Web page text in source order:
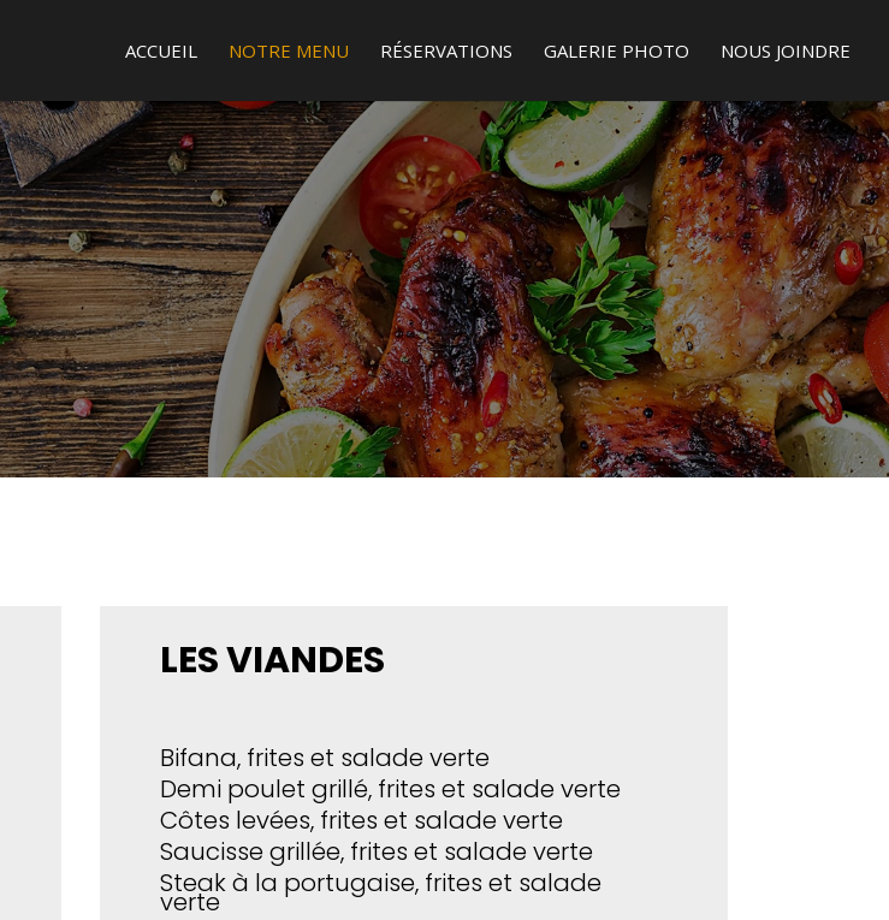
ACCUEIL NOTRE MENU RÉSERVATIONS GALERIE PHOTO NOUS JOINDRE
LES VIANDES
Bifana, frites et salade verte
Demi poulet grillé, frites et salade verte
Côtes levées, frites et salade verte
Saucisse grillée, frites et salade verte
Steak à la portugaise, frites et salade
verte